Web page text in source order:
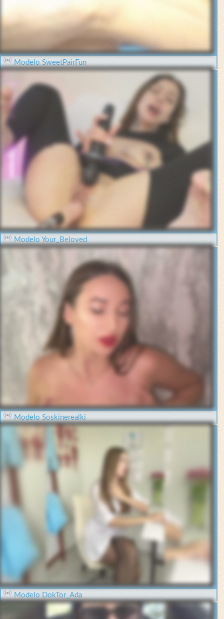
Modelo SweetPairFun
Modelo Your_Beloved
Modelo Soskinerealki
Modelo DokTor_Ada